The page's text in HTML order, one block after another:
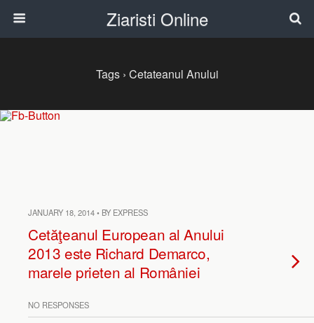
Ziaristi Online
Tags › Cetateanul Anului
JANUARY 18, 2014 • BY EXPRESS
Cetăţeanul European al Anului
2013 este Richard Demarco,
marele prieten al României
NO RESPONSES